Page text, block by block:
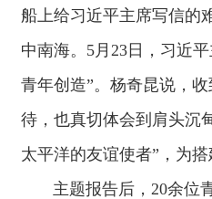
船上给习近平主席写信的
中南海。5月23日，习近
青年创造”。杨奇昆说，
待，也真切体会到肩头沉
太平洋的友谊使者”，为
主题报告后，20余位青